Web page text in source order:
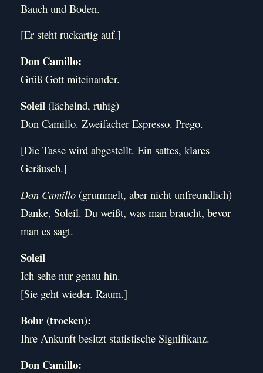
Bauch und Boden.
[Er steht ruckartig auf.]
Don Camillo:
Grüß Gott miteinander.
Soleil (lächelnd, ruhig)
Don Camillo. Zweifacher Espresso. Prego.
[Die Tasse wird abgestellt. Ein sattes, klares
Geräusch.]
Don Camillo (grummelt, aber nicht unfreundlich)
Danke, Soleil. Du weißt, was man braucht, bevor
man es sagt.
Soleil
Ich sehe nur genau hin.
[Sie geht wieder. Raum.]
Bohr (trocken):
Ihre Ankunft besitzt statistische Signifikanz.
Don Camillo: